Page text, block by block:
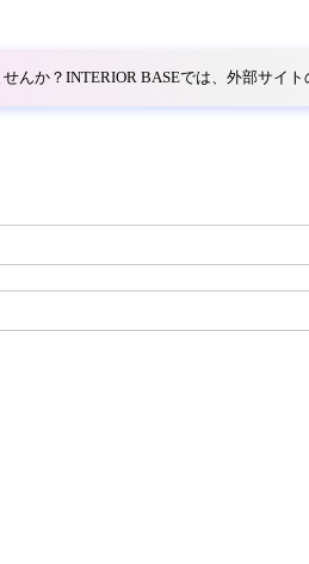
ー
プラ
んか？INTERIOR BASEでは、外部サイ